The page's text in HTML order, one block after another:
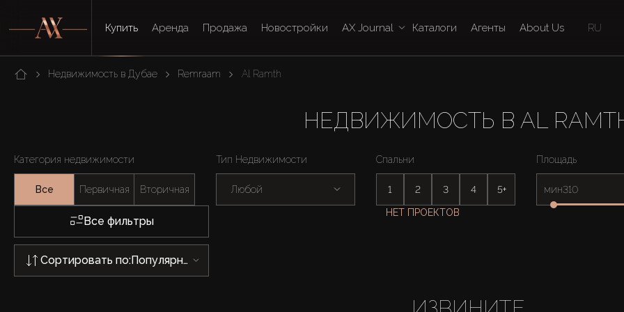
Купить Аренда Продажа Новостройки AX Journal Каталоги Агенты About Us RU
Недвижимость в Дубае Remraam Al Ramth
НЕДВИЖИМОСТЬ В AL
Категория недвижимости
Все Первичная Вторичная
Тип Недвижимости
Любой
Спальни
1 2 3 4 5+
Площадь
мин
Все фильтры
НЕТ ПРОЕКТОВ
Сортировать по: Популярности